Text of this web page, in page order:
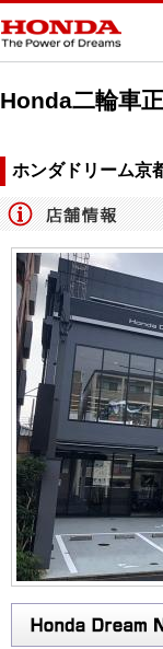
Honda二輪車
ホンダドリーム京